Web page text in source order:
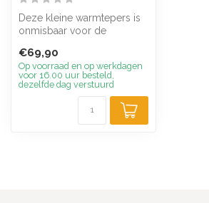
Deze kleine warmtepers is
onmisbaar voor de
resultaten...
€69,90
Op voorraad en op werkdagen
voor 16.00 uur besteld,
dezelfde dag verstuurd